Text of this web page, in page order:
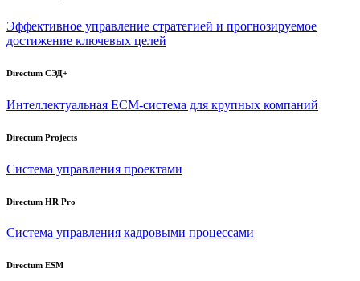
Эффективное управление стратегией и прогнозируемое
достижение ключевых целей
Directum СЭД+
Интеллектуальная ECM-система для крупных компаний
Directum Projects
Система управления проектами
Directum HR Pro
Система управления кадровыми процессами
Directum ESM